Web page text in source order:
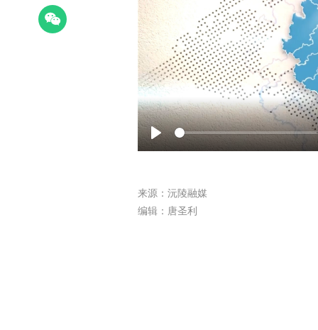
Play
来源：沅陵融媒
编辑：唐圣利